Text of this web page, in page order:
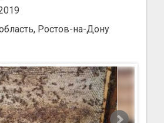
Ростов-на-Дону